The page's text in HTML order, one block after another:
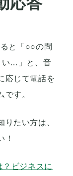
と「○○の問
い…」と、音
応じて電話を
す。
たい方は、
！
？ビジネスに